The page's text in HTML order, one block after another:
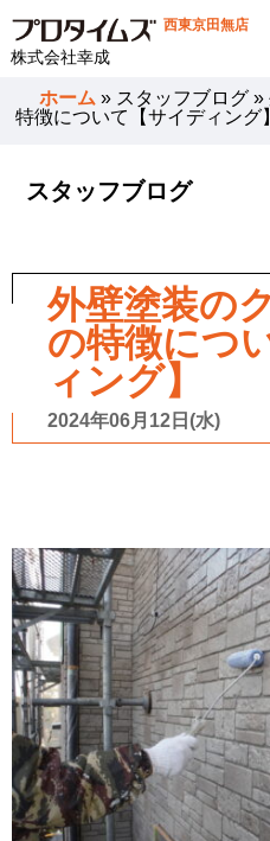
西東京田無店
株式会社幸成
ホーム » スタッフブログ »
特徴について【サイディング】
スタッフブログ
外壁塗装の
の特徴につ
ィング】
2024年06月12日(水)